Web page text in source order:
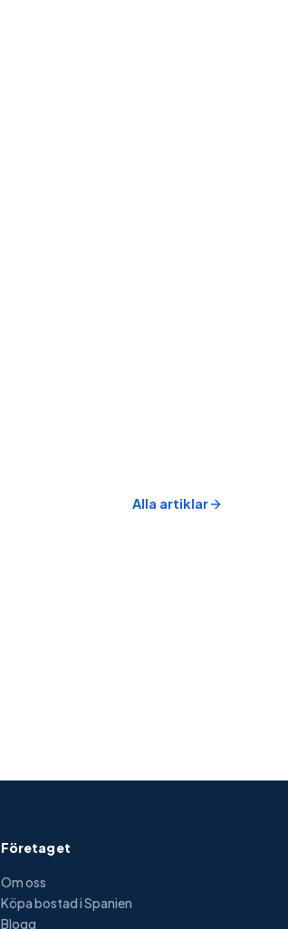
Alla artiklar
Företaget
Om oss
Köpa bostad i Spanien
Blogg